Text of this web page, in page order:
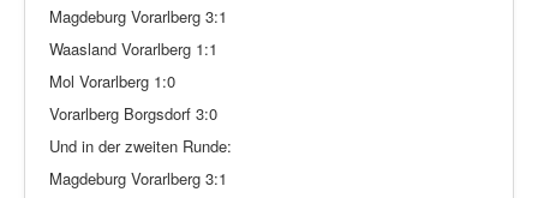
Magdeburg Vorarlberg 3:1
Waasland Vorarlberg 1:1
Mol Vorarlberg 1:0
Vorarlberg Borgsdorf 3:0
Und in der zweiten Runde:
Magdeburg Vorarlberg 3:1